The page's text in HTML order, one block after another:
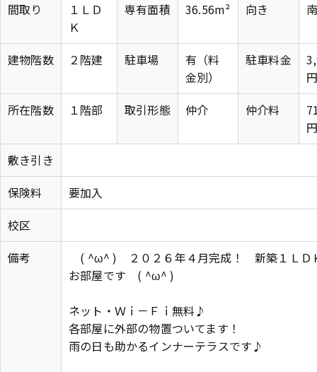
間取り
１ＬＤ
Ｋ
専有面積 36.56m² 向き
建物階数 ２階建 駐車場
有（料
金別）
駐車料金
所在階数
１階部 取引形態 仲介 仲介料
敷き引き
保険料
要加入
校区
備考
( ^ω^ ) ２０２６年４月完成！ 新築１ＬＤ
お部屋です ( ^ω^ )
ネット・Ｗｉ－Ｆｉ無料♪
各部屋に外部の物置ついてます！
雨の日も助かるインナーテラスです♪